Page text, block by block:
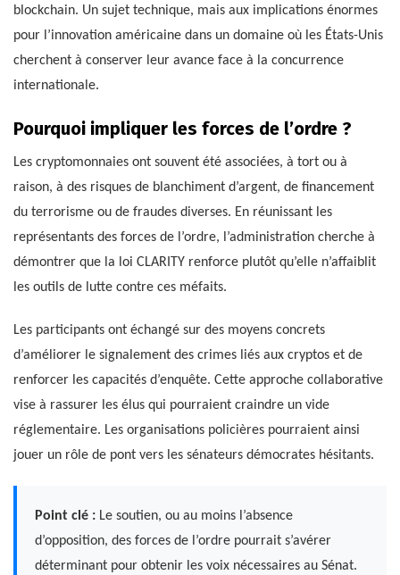
blockchain. Un sujet technique, mais aux implications énormes
pour l’innovation américaine dans un domaine où les États-Unis
cherchent à conserver leur avance face à la concurrence
internationale.
Pourquoi impliquer les forces de l’ordre ?
Les cryptomonnaies ont souvent été associées, à tort ou à
raison, à des risques de blanchiment d’argent, de financement
du terrorisme ou de fraudes diverses. En réunissant les
représentants des forces de l’ordre, l’administration cherche à
démontrer que la loi CLARITY renforce plutôt qu’elle n’affaiblit
les outils de lutte contre ces méfaits.
Les participants ont échangé sur des moyens concrets
d’améliorer le signalement des crimes liés aux cryptos et de
renforcer les capacités d’enquête. Cette approche collaborative
vise à rassurer les élus qui pourraient craindre un vide
réglementaire. Les organisations policières pourraient ainsi
jouer un rôle de pont vers les sénateurs démocrates hésitants.
Point clé : Le soutien, ou au moins l’absence
d’opposition, des forces de l’ordre pourrait s’avérer
déterminant pour obtenir les voix nécessaires au Sénat.